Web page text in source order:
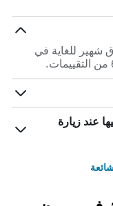
شهير للغاية في
عند زيارة